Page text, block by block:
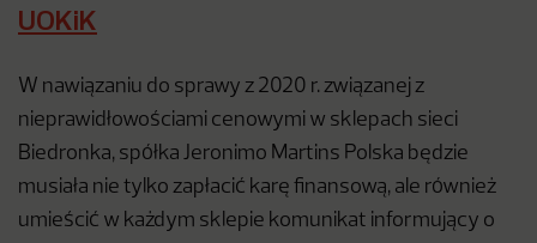
UOKiK
W nawiązaniu do sprawy z 2020 r. związanej z
nieprawidłowościami cenowymi w sklepach sieci
Biedronka, spółka Jeronimo Martins Polska będzie
musiała nie tylko zapłacić karę finansową, ale również
umieścić w każdym sklepie komunikat informujący o